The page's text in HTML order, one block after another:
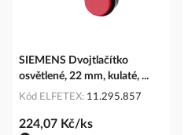
SIEMENS Dvojtlačítko
osvětlené, 22 mm, kulaté, ...
Kód ELFETEX 11.295.857
224,07 Kč/ks